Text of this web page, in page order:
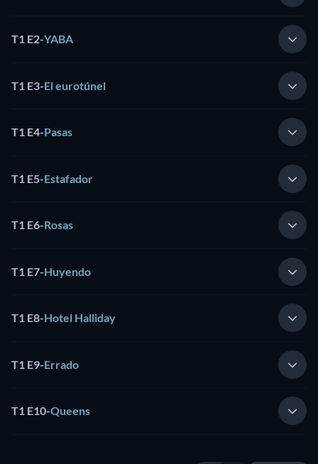
T1 E2-YABA
T1 E3-El eurotúnel
T1 E4-Pasas
T1 E5-Estafador
T1 E6-Rosas
T1 E7-Huyendo
T1 E8-Hotel Halliday
T1 E9-Errado
T1 E10-Queens